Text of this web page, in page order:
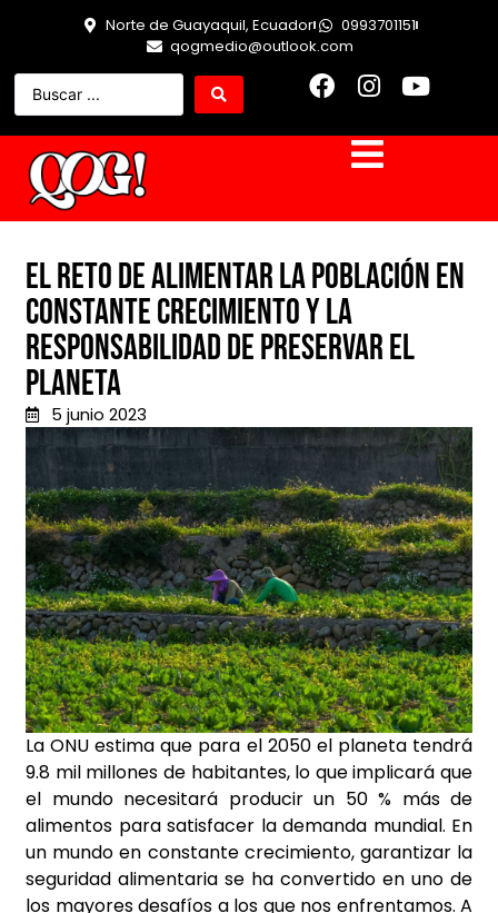
Norte de Guayaquil, Ecuador
0993701151
qogmedio@outlook.com
El reto de alimentar la población en
constante crecimiento y la
responsabilidad de preservar el
planeta
5 junio 2023
La ONU estima que para el 2050 el planeta tendrá
9.8 mil millones de habitantes, lo que implicará que
el mundo necesitará producir un 50 % más de
alimentos para satisfacer la demanda mundial. En
un mundo en constante crecimiento, garantizar la
seguridad alimentaria se ha convertido en uno de
los mayores desafíos a los que nos enfrentamos. A